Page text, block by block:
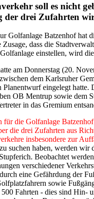
soll es nicht
der drei Zufahrten
Golfanlage Batzenhof hat
dass die
einstellen, wird
am Donnerstag (20.
dem Karlsruher
Planentwurf eingelegt
OB Mentrup sowie dem
in das Gremium
für die Golfanlage
die drei Zufahrten aus
insbesondere zur
suchen haben, werden
Beobachtet
verschiedener
eine Gefährdung der
sowie
Fahrten - dies sind Hin-